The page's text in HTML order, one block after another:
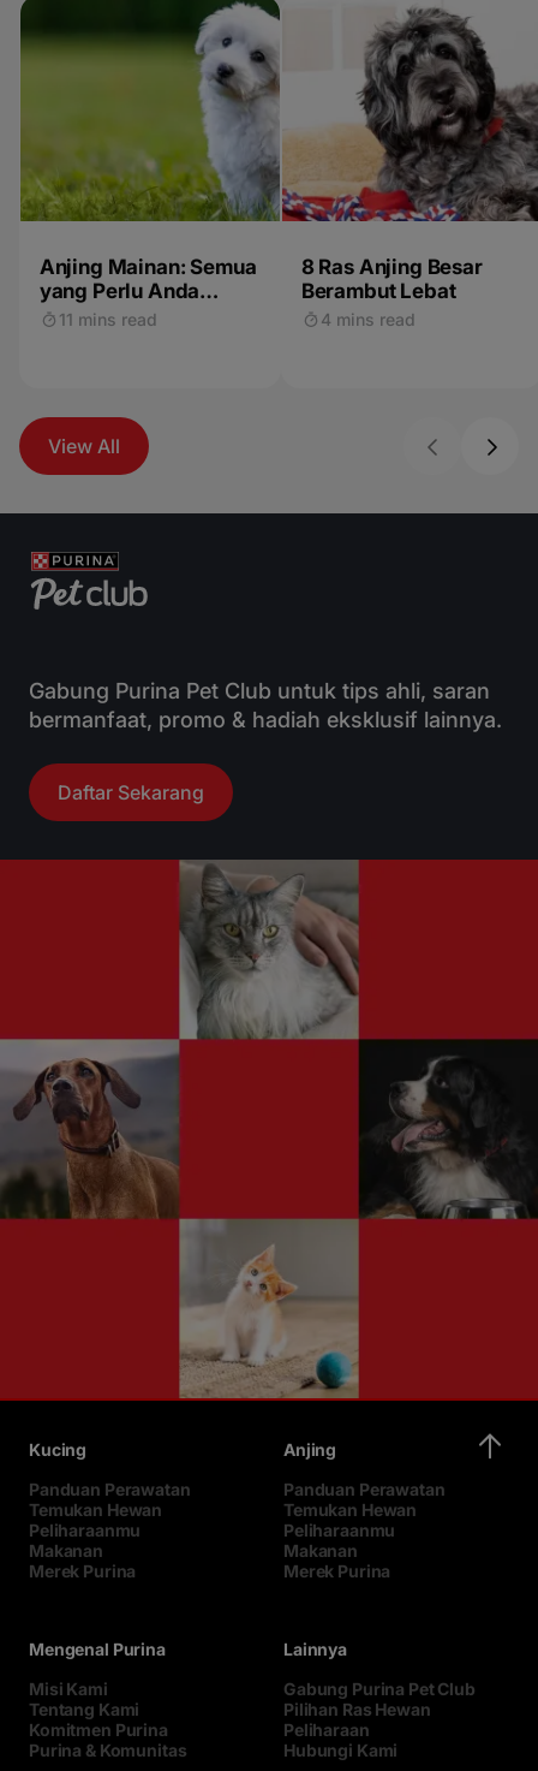
Anjing Mainan: Semua
yang Perlu Anda
Ketahui
11 mins read
8 Ras Anjing Besar
Berambut Lebat
4 mins read
View All
Gabung Purina Pet Club untuk tips ahli, saran
bermanfaat, promo & hadiah eksklusif lainnya.
Daftar Sekarang
Kucing
Panduan Perawatan
Temukan Hewan
Peliharaanmu
Makanan
Merek Purina
Anjing
Panduan Perawatan
Temukan Hewan
Peliharaanmu
Makanan
Merek Purina
Mengenal Purina
Misi Kami
Tentang Kami
Komitmen Purina
Purina & Komunitas
Lainnya
Gabung Purina Pet Club
Pilihan Ras Hewan
Peliharaan
Hubungi Kami